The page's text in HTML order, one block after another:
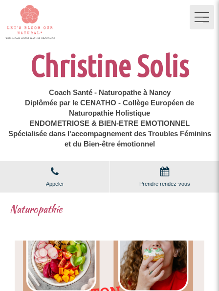
Christine Solis
Coach Santé - Naturopathe à Nancy
Diplômée par le CENATHO - Collège Européen de
Naturopathie Holistique
ENDOMETRIOSE & BIEN-ETRE EMOTIONNEL
Spécialisée dans l'accompagnement des Troubles Féminins
et du Bien-être émotionnel
Appeler Prendre rendez-vous
Naturopathie